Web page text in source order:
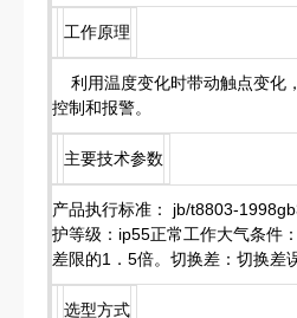
工作原理
利用温度变化时带动触点变化
控制和报警。
主要技术参数
产品执行标准： jb/t8803-
护等级：ip55正常工作大气条件
差限的1．5倍。切换差：切换差
选型方式